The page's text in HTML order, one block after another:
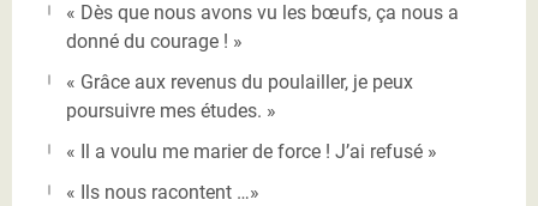
« Dès que nous avons vu les bœufs, ça nous a
donné du courage ! »
« Grâce aux revenus du poulailler, je peux
poursuivre mes études. »
« Il a voulu me marier de force ! J’ai refusé »
« Ils nous racontent …»